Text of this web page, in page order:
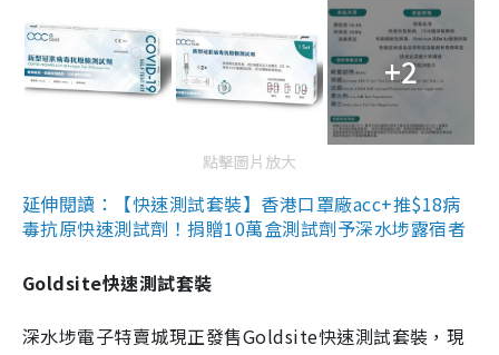
+2
點擊圖片放大
延伸閱讀：【快速測試套裝】香港口罩廠acc+推$18病
毒抗原快速測試劑！捐贈10萬盒測試劑予深水埗露宿者
Goldsite快速測試套裝
深水埗電子特賣城現正發售Goldsite快速測試套裝，現